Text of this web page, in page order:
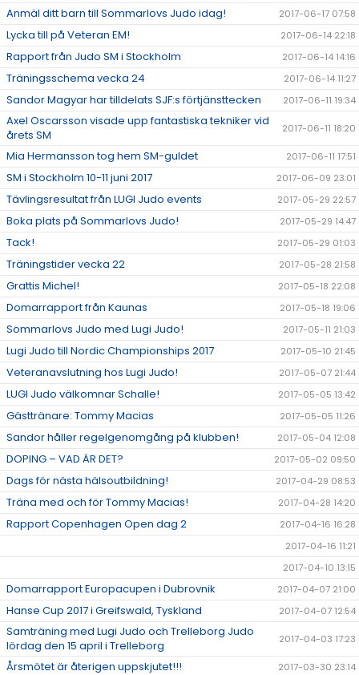
Anmäl ditt barn till Sommarlovs Judo idag! 2017-06-17 07:58
Lycka till på Veteran EM! 2017-06-14 22:18
Rapport från Judo SM i Stockholm 2017-06-14 14:16
Träningsschema vecka 24 2017-06-14 11:27
Sandor Magyar har tilldelats SJF:s förtjänsttecken 2017-06-11 19:34
Axel Oscarsson visade upp fantastiska tekniker vid
årets SM
2017-06-11 18:20
Mia Hermansson tog hem SM-guldet 2017-06-11 17:51
SM i Stockholm 10-11 juni 2017 2017-06-09 23:01
Tävlingsresultat från LUGI Judo events 2017-05-29 22:57
Boka plats på Sommarlovs Judo! 2017-05-29 14:47
Tack! 2017-05-29 01:03
Träningstider vecka 22 2017-05-28 21:58
Grattis Michel! 2017-05-18 22:08
Domarrapport från Kaunas 2017-05-18 19:06
Sommarlovs Judo med Lugi Judo! 2017-05-11 21:03
Lugi Judo till Nordic Championships 2017 2017-05-10 21:45
Veteranavslutning hos Lugi Judo! 2017-05-07 21:44
LUGI Judo välkomnar Schalle! 2017-05-05 13:42
Gästtränare: Tommy Macias 2017-05-05 11:26
Sandor håller regelgenomgång på klubben! 2017-05-04 12:08
DOPING – VAD ÄR DET? 2017-05-02 09:50
Dags för nästa hälsoutbildning! 2017-04-29 08:53
Träna med och för Tommy Macias! 2017-04-28 14:20
Rapport Copenhagen Open dag 2
2017-04-16 16:28
2017-04-16 11:21
2017-04-10 13:15
Domarrapport Europacupen i Dubrovnik 2017-04-07 21:00
Hanse Cup 2017 i Greifswald, Tyskland 2017-04-07 12:54
Samträning med Lugi Judo och Trelleborg Judo
lördag den 15 april i Trelleborg
2017-04-03 17:23
Årsmötet är återigen uppskjutet!!! 2017-03-30 23:14